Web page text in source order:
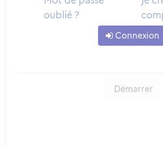
oublié ?
Connexion
Démarrer